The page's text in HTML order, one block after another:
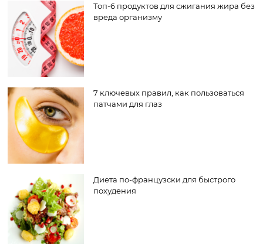
Топ-6 продуктов для сжигания жира без
вреда организму
7 ключевых правил, как пользоваться
патчами для глаз
Диета по-французски для быстрого
похудения